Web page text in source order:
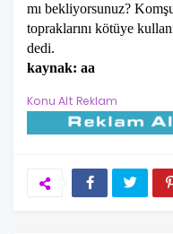
mı bekliyorsunuz?
topraklarını kötüye
dedi.
kaynak: aa
Konu Alt Reklam